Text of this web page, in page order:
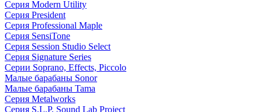
Серия Modern Utility
Серия President
Серия Professional Maple
Серия SensiTone
Серия Session Studio Select
Серия Signature Series
Серии Soprano, Effects, Piccolo
Малые барабаны Sonor
Малые барабаны Tama
Серия Metalworks
Серия S.L.P. Sound Lab Project